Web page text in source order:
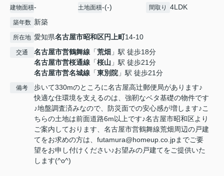
建物面積- 土地面積-(-) 間取り 4LDK
築年数 新築
所在地 愛知県名古屋市昭和区円上町14-10
交通 名古屋市営鶴舞線 「荒畑 」駅 徒歩18分
名古屋市営桜通線 「桜山 」駅 徒歩21分
名古屋市営名城線 「東別院 」駅 徒歩21分
備考
歩いて330mのところに名古屋高辻郵便局があります♪
快適な住環境を支えるのは、強靭なベタ基礎の物件です
♪地盤調査済みなので、防災面での安心感が増します♪こ
ちらの土地は前面道路6m以上です♪名古屋市昭和区より
ご案内しております、名古屋市営鶴舞線荒畑周辺の戸建
てをお求めの方は、futamura@homeup.co.jpまでご要
望をお申し付けください♪お望みの戸建てをご提供いた
します(^o^)